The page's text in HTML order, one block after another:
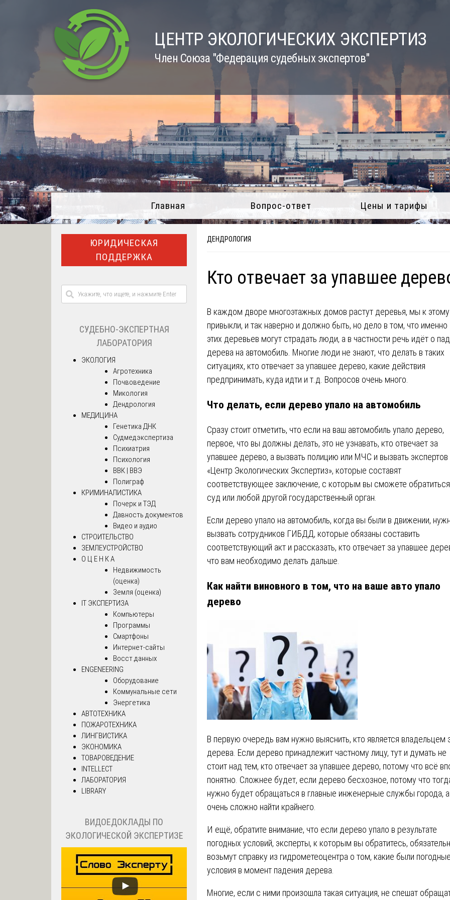
ЦЕНТР ЭКОЛОГИЧЕСКИХ ЭКСПЕРТИЗ
Член Союза "Федерация судебных экспертов"
Главная Вопрос-ответ Цены и тарифы
ДЕНДРОЛОГИЯ
Кто отвечает за упавшее
В каждом дворе многоэтажных домов растут деревья, мы к этому
привыкли, и так наверно и должно быть, но дело в том, что именно
этих деревьев могут страдать люди, а в частности речь идёт о
дерева на автомобиль. Многие люди не знают, что делать в таких
ситуациях, кто отвечает за упавшее дерево, какие действия
предпринимать, куда идти и т.д. Вопросов очень много.
Что делать, если дерево упало на автомобиль
Сразу стоит отметить, что если на ваш автомобиль упало дерево,
первое, что вы должны делать, это не узнавать, кто отвечает за
упавшее дерево, а вызвать полицию или МЧС и вызвать
«Центр Экологических Экспертиз», которые составят
соответствующее заключение, с которым вы сможете
суд или любой другой государственный орган.
Если дерево упало на автомобиль, когда вы были в движении,
вызвать сотрудников ГИБДД, которые обязаны составить
соответствующий акт и рассказать, кто отвечает за упавшее
что вам необходимо делать дальше.
Как найти виновного в том, что на ваше авто упало
дерево
В первую очередь вам нужно выяснить, кто является владельцем
дерева. Если дерево принадлежит частному лицу, тут и думать не
стоит над тем, кто отвечает за упавшее дерево, потому что всё
понятно. Сложнее будет, если дерево бесхозное, потому что
нужно будет обращаться в главные инженерные службы города,
очень сложно найти крайнего.
И ещё, обратите внимание, что если дерево упало в результате
погодных условий, эксперты, к которым вы обратитесь,
возьмут справку из гидрометеоцентра о том, какие были
условия в момент падения дерева.
Многие, если с ними произошла такая ситуация, не спешат
ЮРИДИЧЕСКАЯ
ПОДДЕРЖКА
СУДЕБНО-ЭКСПЕРТНАЯ
ЛАБОРАТОРИЯ
ЭКОЛОГИЯ
Агротехника
Почвоведение
Микология
Дендрология
МЕДИЦИНА
Генетика ДНК
Судмедэкспертиза
Психиатрия
Психология
ВВК | ВВЭ
Полиграф
КРИМИНАЛИСТИКА
Почерк и ТЭД
Давность документов
Видео и аудио
СТРОИТЕЛЬСТВО
ЗЕМЛЕУСТРОЙСТВО
О Ц Е Н К А
Недвижимость
(оценка)
Земля (оценка)
IT ЭКСПЕРТИЗА
Компьютеры
Программы
Смартфоны
Интернет-сайты
Восст.данных
ENGENEERING
Оборудование
Коммунальные сети
Энергетика
АВТОТЕХНИКА
ПОЖАРОТЕХНИКА
ЛИНГВИСТИКА
ЭКОНОМИКА
ТОВАРОВЕДЕНИЕ
INTELLECT
ЛАБОРАТОРИЯ
LIBRARY
ВИДОЕДОКЛАДЫ ПО
ЭКОЛОГИЧЕСКОЙ ЭКСПЕРТИЗЕ